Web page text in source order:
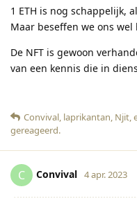
1 ETH is nog schappelijk,
Maar beseffen we ons
De NFT is gewoon
van een kennis die in
Convival, laprikantan, Njit,
gereageerd.
C Convival 4 apr. 2023